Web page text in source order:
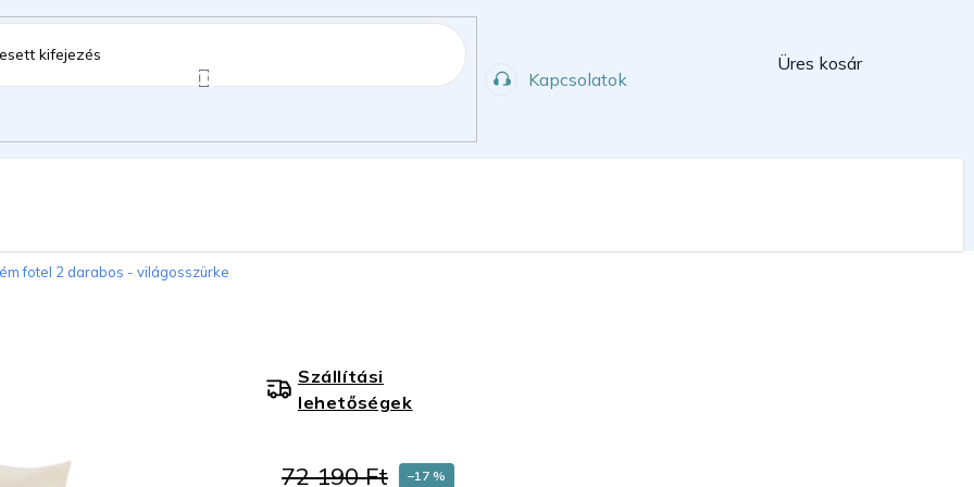
Kapcsolatok
Kosár
Üres kosár
fotel 2 darabos - világosszürke
72 190 Ft –17 %
Szállítási
lehetőségek